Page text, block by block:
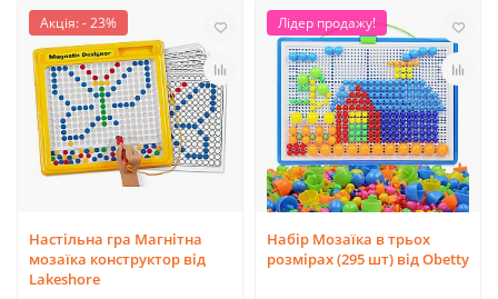
Акція: - 23%
Настільна гра Магнітна
мозаїка конструктор від
Lakeshore
Лідер продажу!
Набір Мозаїка в трьох
розмірах (295 шт) від Obetty